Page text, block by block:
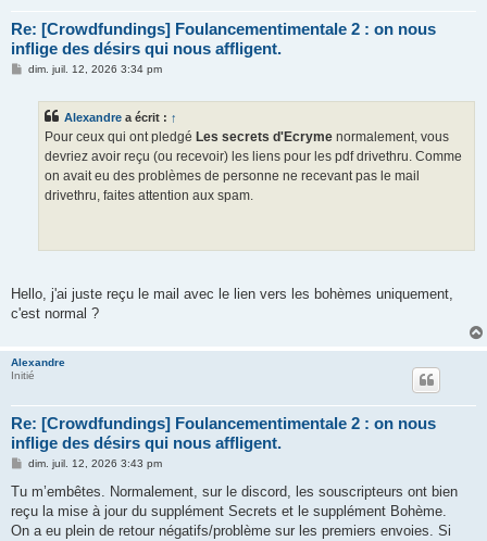
Re: [Crowdfundings] Foulancementimentale 2 : on nous
inflige des désirs qui nous affligent.
Mdim. juil. 12, 2026 3:34 pm
Alexandre a écrit : ↑
Pour ceux qui ont pledgé Les secrets d'Ecryme normalement, vous
devriez avoir reçu (ou recevoir) les liens pour les pdf drivethru. Comme
on avait eu des problèmes de personne ne recevant pas le mail
drivethru, faites attention aux spam.
Hello, j'ai juste reçu le mail avec le lien vers les bohèmes uniquement,
c'est normal ?
Alexandre
Initié
Re: [Crowdfundings] Foulancementimentale 2 : on nous
inflige des désirs qui nous affligent.
M
s
a
g
dim. juil. 12, 2026 3:43 pm
Tu m’embêtes. Normalement, sur le discord, les souscripteurs ont bien
reçu la mise à jour du supplément Secrets et le supplément Bohème.
On a eu plein de retour négatifs/problème sur les premiers envoies. Si